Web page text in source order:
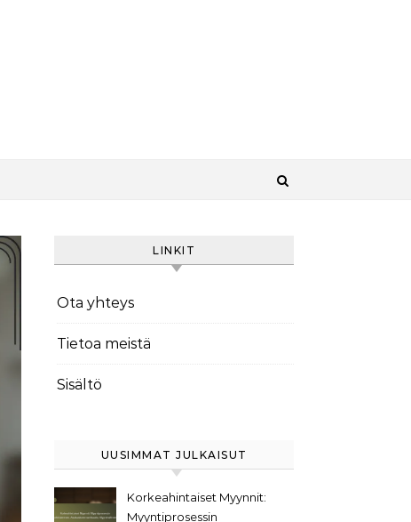
LINKIT
Ota yhteys
Tietoa meistä
Sisältö
UUSIMMAT JULKAISUT
Korkeahintaiset Myynnit:
Myyntiprosessin